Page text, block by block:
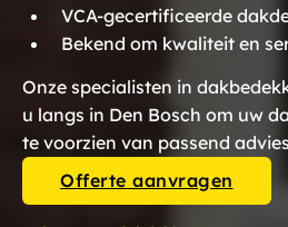
VCA-gecertificeerde
Bekend om kwaliteit en
Onze specialisten in
u langs in Den Bosch om uw
te voorzien van passend
Offerte aanvragen